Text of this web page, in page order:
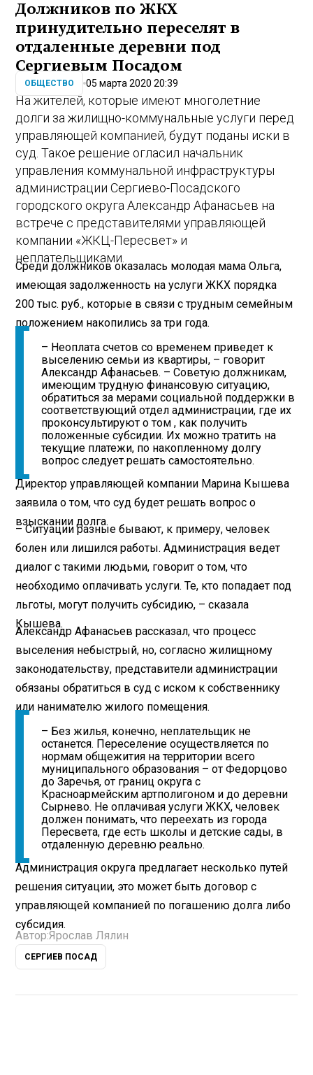
Должников по ЖКХ
принудительно переселят в
отдаленные деревни под
Сергиевым Посадом
ОБЩЕСТВО 05 марта 2020 20:39
На жителей, которые имеют многолетние
долги за жилищно-коммунальные услуги перед
управляющей компанией, будут поданы иски в
суд. Такое решение огласил начальник
управления коммунальной инфраструктуры
администрации Сергиево-Посадского
городского округа Александр Афанасьев на
встрече с представителями управляющей
компании «ЖКЦ-Пересвет» и
неплательщиками.
Среди должников оказалась молодая мама Ольга,
имеющая задолженность на услуги ЖКХ порядка
200 тыс. руб., которые в связи с трудным семейным
положением накопились за три года.
– Неоплата счетов со временем приведет к
выселению семьи из квартиры, – говорит
Александр Афанасьев. – Советую должникам,
имеющим трудную финансовую ситуацию,
обратиться за мерами социальной поддержки в
соответствующий отдел администрации, где их
проконсультируют о том , как получить
положенные субсидии. Их можно тратить на
текущие платежи, по накопленному долгу
вопрос следует решать самостоятельно.
Директор управляющей компании Марина Кышева
заявила о том, что суд будет решать вопрос о
взыскании долга.
– Ситуации разные бывают, к примеру, человек
болен или лишился работы. Администрация ведет
диалог с такими людьми, говорит о том, что
необходимо оплачивать услуги. Те, кто попадает под
льготы, могут получить субсидию, – сказала
Кышева.
Александр Афанасьев рассказал, что процесс
выселения небыстрый, но, согласно жилищному
законодательству, представители администрации
обязаны обратиться в суд с иском к собственнику
или нанимателю жилого помещения.
– Без жилья, конечно, неплательщик не
останется. Переселение осуществляется по
нормам общежития на территории всего
муниципального образования – от Федорцово
до Заречья, от границ округа с
Красноармейским артполигоном и до деревни
Сырнево. Не оплачивая услуги ЖКХ, человек
должен понимать, что переехать из города
Пересвета, где есть школы и детские сады, в
отдаленную деревню реально.
Администрация округа предлагает несколько путей
решения ситуации, это может быть договор с
управляющей компанией по погашению долга либо
субсидия.
Автор:Ярослав Лялин
СЕРГИЕВ ПОСАД